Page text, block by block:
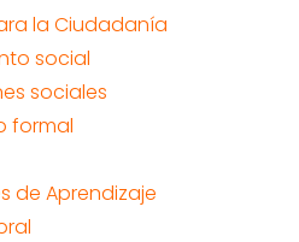
la Ciudadanía
social
sociales
formal
de Aprendizaje